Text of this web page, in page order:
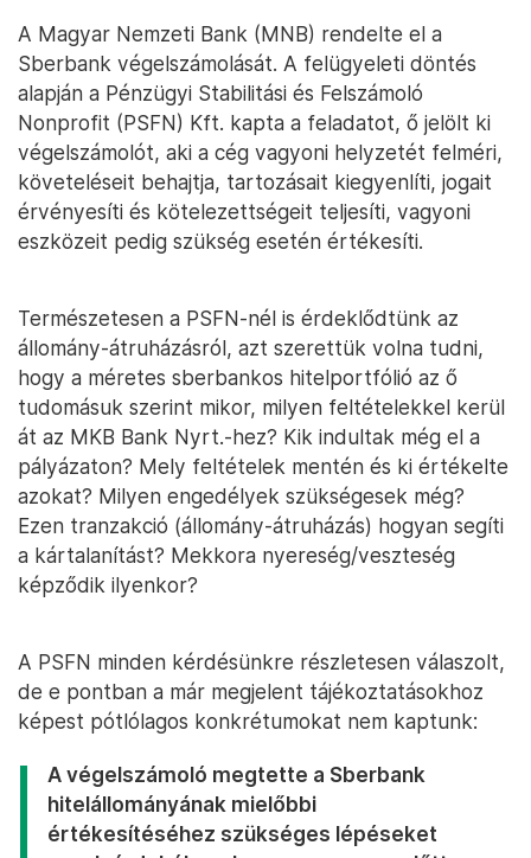
A Magyar Nemzeti Bank (MNB) rendelte el a
Sberbank végelszámolását. A felügyeleti döntés
alapján a Pénzügyi Stabilitási és Felszámoló
Nonprofit (PSFN) Kft. kapta a feladatot, ő jelölt ki
végelszámolót, aki a cég vagyoni helyzetét felméri,
követeléseit behajtja, tartozásait kiegyenlíti, jogait
érvényesíti és kötelezettségeit teljesíti, vagyoni
eszközeit pedig szükség esetén értékesíti.
Természetesen a PSFN-nél is érdeklődtünk az
állomány-átruházásról, azt szerettük volna tudni,
hogy a méretes sberbankos hitelportfólió az ő
tudomásuk szerint mikor, milyen feltételekkel kerül
át az MKB Bank Nyrt.-hez? Kik indultak még el a
pályázaton? Mely feltételek mentén és ki értékelte
azokat? Milyen engedélyek szükségesek még?
Ezen tranzakció (állomány-átruházás) hogyan segíti
a kártalanítást? Mekkora nyereség/veszteség
képződik ilyenkor?
A PSFN minden kérdésünkre részletesen válaszolt,
de e pontban a már megjelent tájékoztatásokhoz
képest pótlólagos konkrétumokat nem kaptunk:
A végelszámoló megtette a Sberbank
hitelállományának mielőbbi
értékesítéséhez szükséges lépéseket